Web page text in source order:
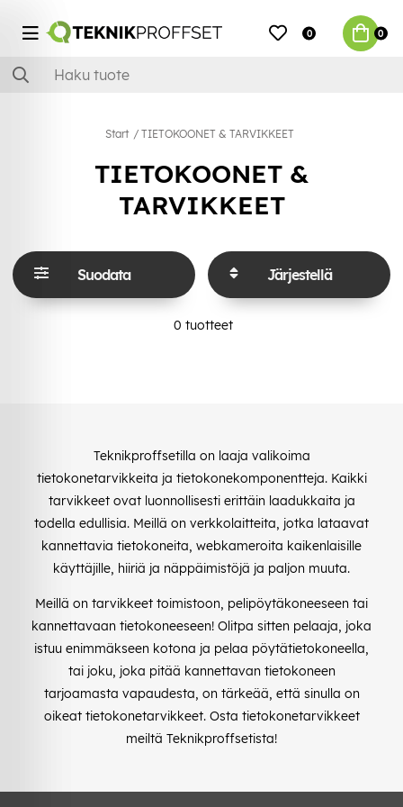
0 0
Start TIETOKOONET & TARVIKKEET
TIETOKOONET &
TARVIKKEET
Suodata Järjestellä
0 tuotteet
Teknikproffsetilla on laaja valikoima
tietokonetarvikkeita ja tietokonekomponentteja. Kaikki
tarvikkeet ovat luonnollisesti erittäin laadukkaita ja
todella edullisia. Meillä on verkkolaitteita, jotka lataavat
kannettavia tietokoneita, webkameroita kaikenlaisille
käyttäjille, hiiriä ja näppäimistöjä ja paljon muuta.
Meillä on tarvikkeet toimistoon, pelipöytäkoneeseen tai
kannettavaan tietokoneeseen! Olitpa sitten pelaaja, joka
istuu enimmäkseen kotona ja pelaa pöytätietokoneella,
tai joku, joka pitää kannettavan tietokoneen
tarjoamasta vapaudesta, on tärkeää, että sinulla on
oikeat tietokonetarvikkeet. Osta tietokonetarvikkeet
meiltä Teknikproffsetista!